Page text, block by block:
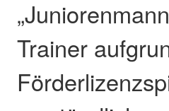
Trainer